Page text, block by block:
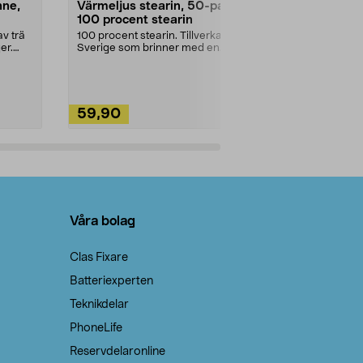
trä
Värmeljus stearin, 50-pack,
100 procent stearin
100 procent stearin. Tillverkade i
Sverige som brinner med en
59,90
Våra bolag
Clas Fixare
Batteriexperten
Teknikdelar
PhoneLife
Reservdelaronline